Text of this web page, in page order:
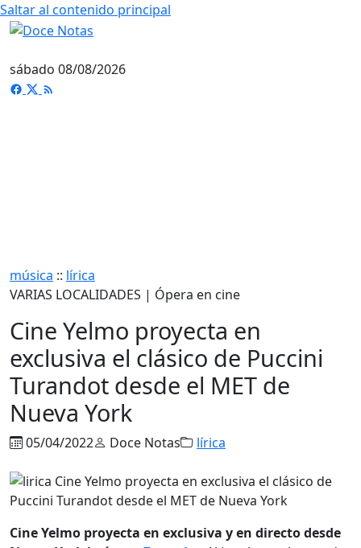
Saltar al contenido principal
sábado 08/08/2026
música :: lírica
VARIAS LOCALIDADES | Ópera en cine
Cine Yelmo proyecta en
exclusiva el clásico de Puccini
Turandot desde el MET de
Nueva York
05/04/2022 Doce Notas lírica
Cine Yelmo proyecta en exclusiva y en directo desde